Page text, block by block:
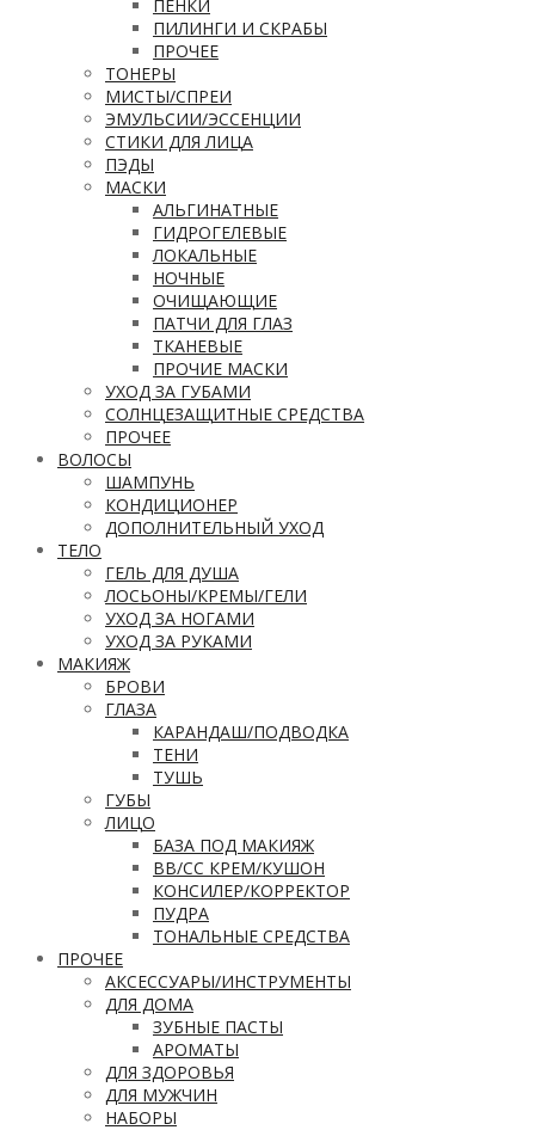
ПЕНКИ
ПИЛИНГИ И СКРАБЫ
ПРОЧЕЕ
ТОНЕРЫ
МИСТЫ/СПРЕИ
ЭМУЛЬСИИ/ЭССЕНЦИИ
СТИКИ ДЛЯ ЛИЦА
ПЭДЫ
МАСКИ
АЛЬГИНАТНЫЕ
ГИДРОГЕЛЕВЫЕ
ЛОКАЛЬНЫЕ
НОЧНЫЕ
ОЧИЩАЮЩИЕ
ПАТЧИ ДЛЯ ГЛАЗ
ТКАНЕВЫЕ
ПРОЧИЕ МАСКИ
УХОД ЗА ГУБАМИ
СОЛНЦЕЗАЩИТНЫЕ СРЕДСТВА
ПРОЧЕЕ
ВОЛОСЫ
ШАМПУНЬ
КОНДИЦИОНЕР
ДОПОЛНИТЕЛЬНЫЙ УХОД
ТЕЛО
ГЕЛЬ ДЛЯ ДУША
ЛОСЬОНЫ/КРЕМЫ/ГЕЛИ
УХОД ЗА НОГАМИ
УХОД ЗА РУКАМИ
МАКИЯЖ
БРОВИ
ГЛАЗА
КАРАНДАШ/ПОДВОДКА
ТЕНИ
ТУШЬ
ГУБЫ
ЛИЦО
БАЗА ПОД МАКИЯЖ
ВВ/CC КРЕМ/КУШОН
КОНСИЛЕР/КОРРЕКТОР
ПУДРА
ТОНАЛЬНЫЕ СРЕДСТВА
ПРОЧЕЕ
АКСЕССУАРЫ/ИНСТРУМЕНТЫ
ДЛЯ ДОМА
ЗУБНЫЕ ПАСТЫ
АРОМАТЫ
ДЛЯ ЗДОРОВЬЯ
ДЛЯ МУЖЧИН
НАБОРЫ